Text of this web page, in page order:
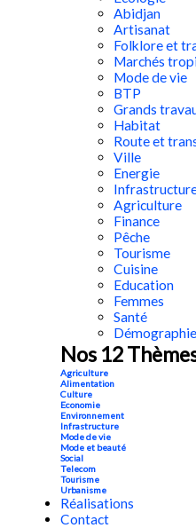
Abidjan
Artisanat
Folklore et
Marchés
Mode de vie
BTP
Grands
Habitat
Route et
Ville
Energie
Agriculture
Finance
Pêche
Tourisme
Cuisine
Education
Femmes
Santé
Démographie
Nos 12
Agriculture
Alimentation
Culture
Economie
Environnement
Infrastructure
Mode de vie
Mode et beauté
Social
Telecom
Tourisme
Urbanisme
Réalisations
Contact